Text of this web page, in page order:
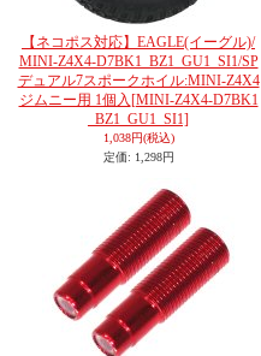
【ネコポス対応】EAGLE(イーグル)/
MINI-Z4X4-D7BK1_BZ1_GU1_SI1/SP
デュアル7スポークホイル:MINI-Z4X4
ジムニー用 1個入 [MINI-Z4X4-D7BK1
_BZ1_GU1_SI1]
1,038円(税込)
定価: 1,298円